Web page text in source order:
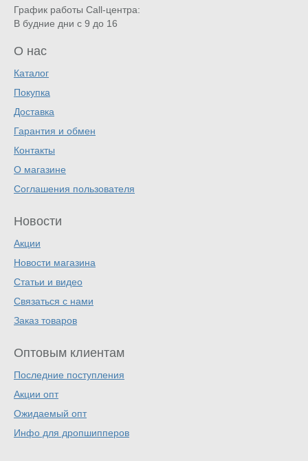
График работы Call-центра:
В будние дни с 9 до 16
О нас
Каталог
Покупка
Доставка
Гарантия и обмен
Контакты
О магазине
Соглашения пользователя
Новости
Акции
Новости магазина
Статьи и видео
Связаться с нами
Заказ товаров
Оптовым клиентам
Последние поступления
Акции опт
Ожидаемый опт
Инфо для дропшипперов